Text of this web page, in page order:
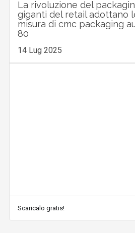
La rivoluzione del
giganti del retail adottano
misura di cmc packaging
80
14 Lug 2025
Scaricalo gratis!